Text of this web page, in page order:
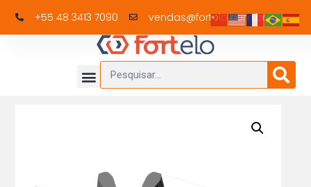
+55 48 3413 7090 vendas@fortelo.com.br